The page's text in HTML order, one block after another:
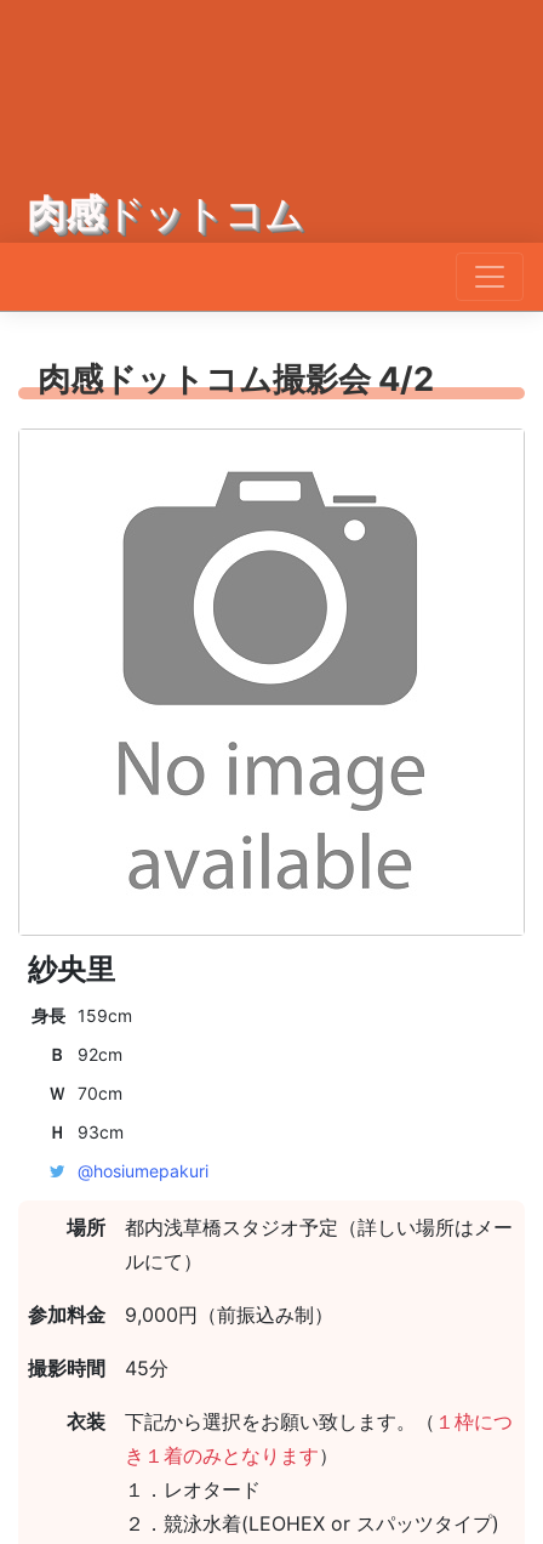
肉感ドットコム
肉感ドットコム撮影会 4/2
紗央里
身長 159cm
Ｂ
92cm
Ｗ
70cm
Ｈ
93cm
@hosiumepakuri
場所
都内浅草橋スタジオ予定（詳しい場所はメー
ルにて）
参加料金 9,000円（前振込み制）
撮影時間 45分
衣装 下記から選択をお願い致します。（ １枠につ
き１着のみとなります）
１．レオタード
２．競泳水着(LEOHEX or スパッツタイプ)